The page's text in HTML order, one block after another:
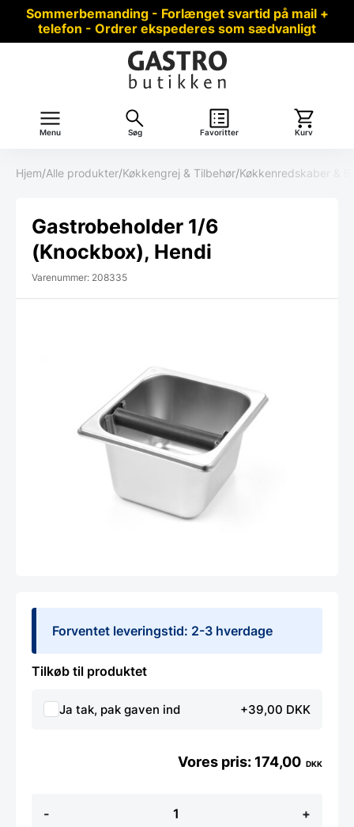
Sommerbemanding - Forlænget svartid på mail +
telefon - Ordrer ekspederes som sædvanligt
Menu Søg Favoritter Kurv
Hjem/Alle produkter/Køkkengrej & Tilbehør/Køkkenredskaber &
Gastrobeholder 1/6
(Knockbox), Hendi
Varenummer: 208335
Forventet leveringstid: 2-3 hverdage
Tilkøb til produktet
Ja tak, pak gaven ind +39,00 DKK
-
1/6
+
174,00 DKK